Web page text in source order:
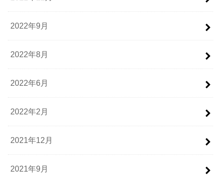
2022年9月
2022年8月
2022年6月
2022年2月
2021年12月
2021年9月